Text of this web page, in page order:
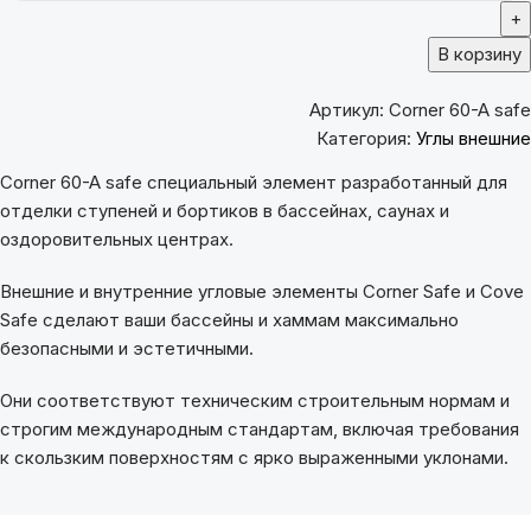
В корзину
Артикул: Corner 60-A safe
Категория: Углы внешние
Corner 60-A safe специальный элемент разработанный для
отделки ступеней и бортиков в бассейнах, саунах и
оздоровительных центрах.
Внешние и внутренние угловые элементы Corner Safe и Cove
Safe сделают ваши бассейны и хаммам максимально
безопасными и эстетичными.
Они соответствуют техническим строительным нормам и
строгим международным стандартам, включая требования
к скользким поверхностям с ярко выраженными уклонами.